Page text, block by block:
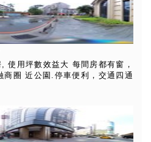
使用坪數效益大 每間房都有窗，
商圈 近公園.停車便利，交通四通
和夜市 距捷運台北橋站走路約